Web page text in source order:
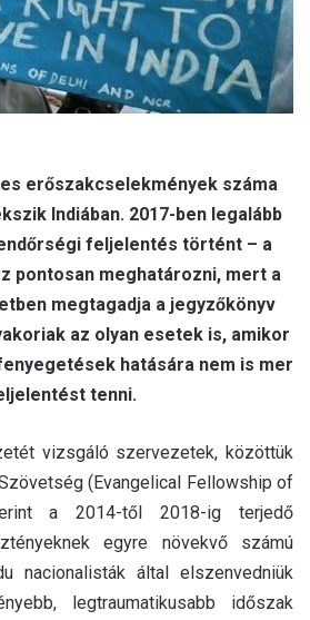
erőszakcselekmények száma
Indiában. 2017-ben legalább
feljelentés történt – a
pontosan meghatározni, mert a
megtagadja a jegyzőkönyv
az olyan esetek is, amikor
hatására nem is mer
tenni.
vizsgáló szervezetek, közöttük
(Evangelical Fellowship of
a 2014-től 2018-ig terjedő
egyre növekvő számú
nacionalisták által elszenvedniük
legtraumatikusabb időszak